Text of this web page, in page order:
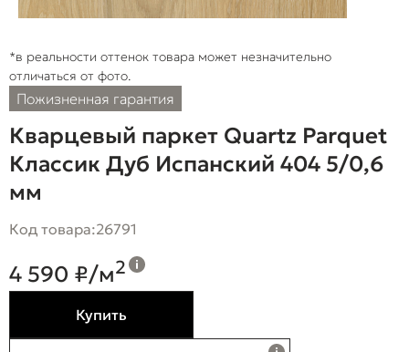
*в реальности оттенок товара может незначительно
отличаться от фото.
Пожизненная гарантия
Кварцевый паркет Quartz Parquet
Классик Дуб Испанский 404 5/0,6
мм
Код товара:26791
4 590 ₽/м2
Купить